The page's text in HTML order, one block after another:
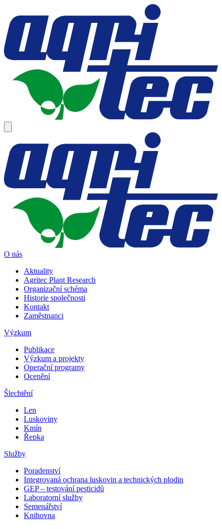
O nás
Aktuality
Agritec Plant Research
Organizační schéma
Historie společnosti
Kontakt
Zaměstnanci
Výzkum
Publikace
Výzkum a projekty
Operační programy
Ocenění
Šlechtění
Len
Luskoviny
Kmín
Řepka
Služby
Poradenství
Integrovaná ochrana luskovin a technických plodin
GEP – testování pesticidů
Laboratorní služby
Semenářství
Knihovna